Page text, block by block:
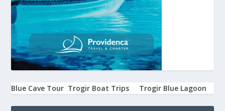
Blue Cave Tour Trogir Boat Trips Trogir Blue Lagoon